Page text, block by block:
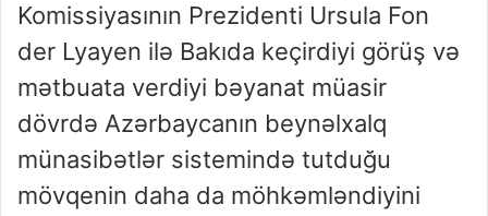
Komissiyasının Prezidenti Ursula Fon
der Lyayen ilə Bakıda keçirdiyi görüş və
mətbuata verdiyi bəyanat müasir
dövrdə Azərbaycanın beynəlxalq
münasibətlər sistemində tutduğu
mövqenin daha da möhkəmləndiyini